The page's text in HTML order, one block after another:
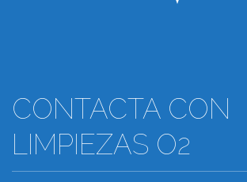
CONTACTA CON
LIMPIEZAS O2